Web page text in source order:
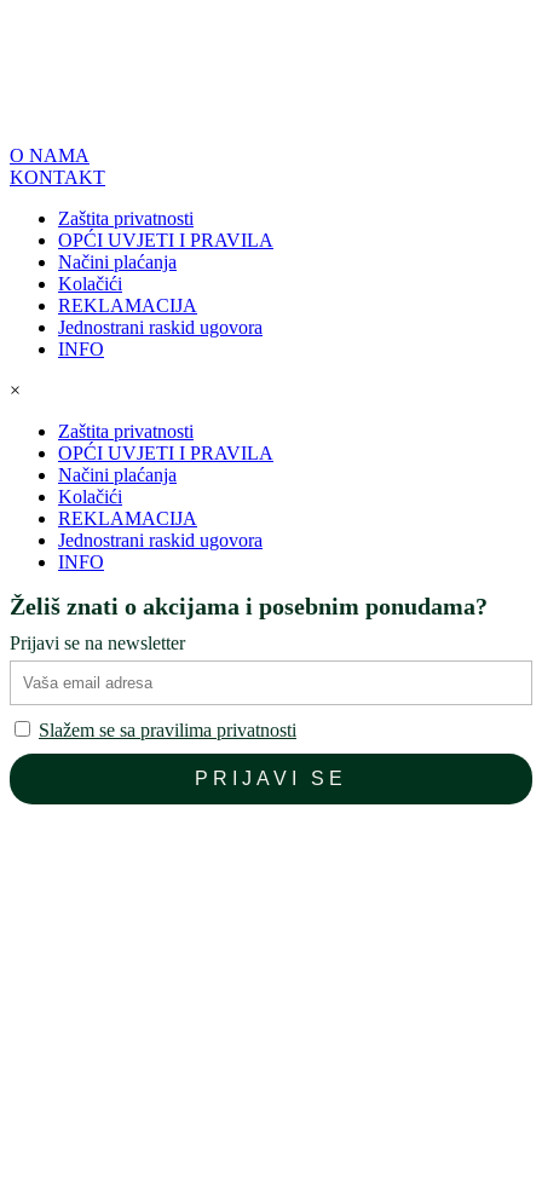
O NAMA
KONTAKT
Zaštita privatnosti
OPĆI UVJETI I PRAVILA
Načini plaćanja
Kolačići
REKLAMACIJA
Jednostrani raskid ugovora
INFO
×
Zaštita privatnosti
OPĆI UVJETI I PRAVILA
Načini plaćanja
Kolačići
REKLAMACIJA
Jednostrani raskid ugovora
INFO
Želiš znati o akcijama i posebnim ponudama?
Prijavi se na newsletter
Slažem se sa pravilima privatnosti